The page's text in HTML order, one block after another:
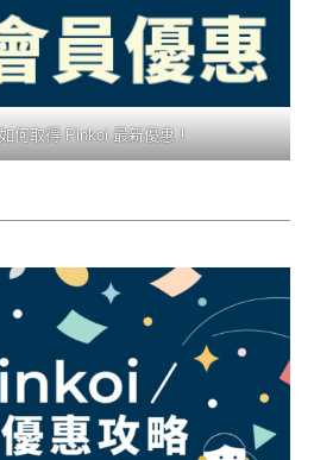
何取得 Pinkoi 最新優惠！